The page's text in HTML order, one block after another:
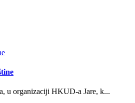
u organizaciji HKUD-a Jare, k...